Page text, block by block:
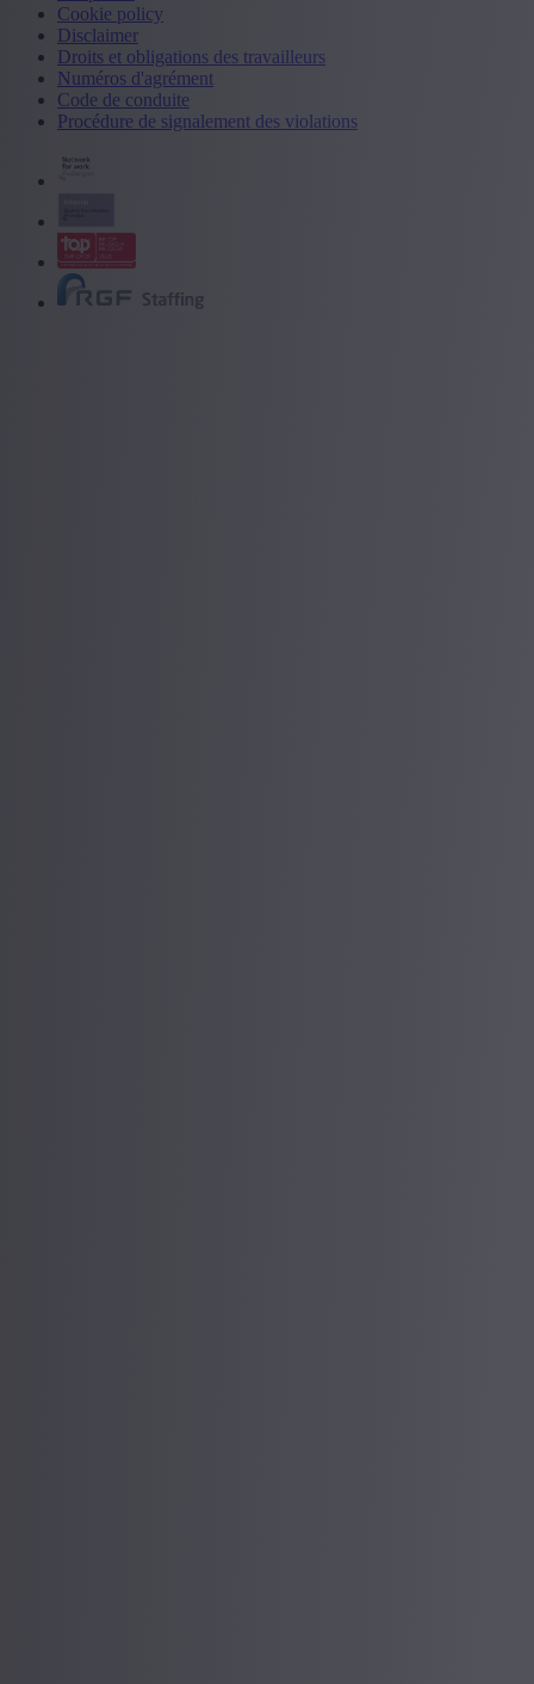
Cookie policy
Disclaimer
Droits et obligations des travailleurs
Numéros d'agrément
Code de conduite
Procédure de signalement des violations